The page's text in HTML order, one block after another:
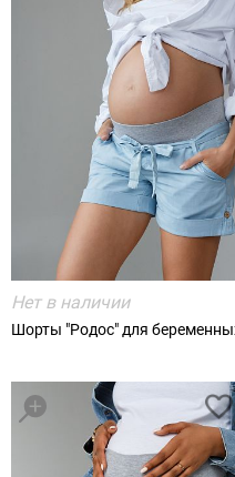
Нет в наличии
Шорты "Родос" для